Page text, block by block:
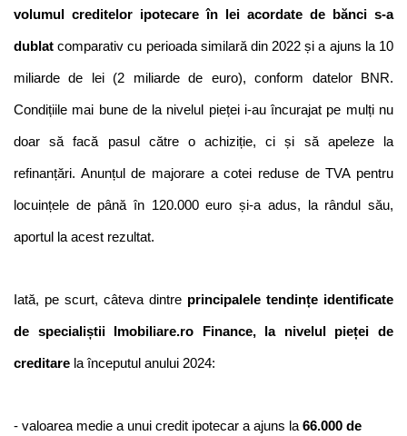
volumul creditelor ipotecare în lei acordate de bănci s-a
dublat comparativ cu perioada similară din 2022 și a ajuns la 10
miliarde de lei (2 miliarde de euro), conform datelor BNR.
Condițiile mai bune de la nivelul pieței i-au încurajat pe mulți nu
doar să facă pasul către o achiziție, ci și să apeleze la
refinanțări. Anunțul de majorare a cotei reduse de TVA pentru
locuințele de până în 120.000 euro și-a adus, la rândul său,
aportul la acest rezultat.
Iată, pe scurt, câteva dintre principalele tendințe identificate
de specialiștii Imobiliare.ro Finance, la nivelul pieței de
creditare la începutul anului 2024:
- valoarea medie a unui credit ipotecar a ajuns la 66.000 de